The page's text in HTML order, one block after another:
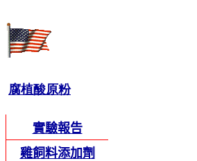
腐植酸原粉
實驗報告
雞飼料添加劑